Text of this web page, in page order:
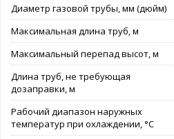
Диаметр газовой трубы, мм (дюйм)
Максимальная длина труб, м
Максимальный перепад высот, м
Длина труб, не требующая
дозаправки, м
Рабочий диапазон наружных
температур при охлаждении, °C